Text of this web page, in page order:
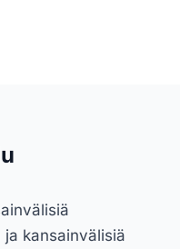
kansainvälisiä